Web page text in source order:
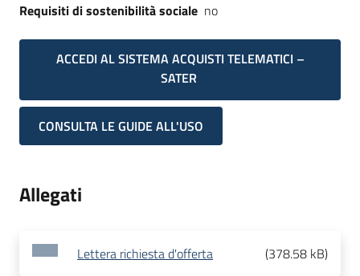
Requisiti di sostenibilità sociale no
ACCEDI AL SISTEMA ACQUISTI TELEMATICI –
SATER
CONSULTA LE GUIDE ALL'USO
Allegati
Lettera richiesta d'offerta (378.58 kB)